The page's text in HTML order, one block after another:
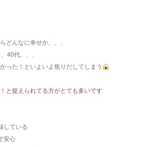
どんなに幸せか、、、
40代、、、
った！といよいよ焦りだしてしまう
と捉えられてる方がとても多いです
している
安心